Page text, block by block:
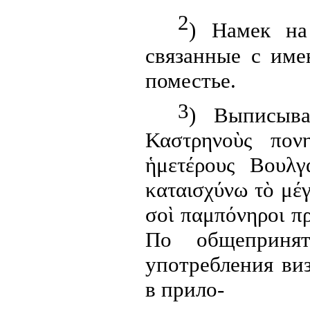
2) Намек на
связанные с
поместье.
3)
Καστρηνοὺς
ἡμετέρους
καταισχύνω τὸ
σοὶ παμπόνηροι
По
употребления
в прило-